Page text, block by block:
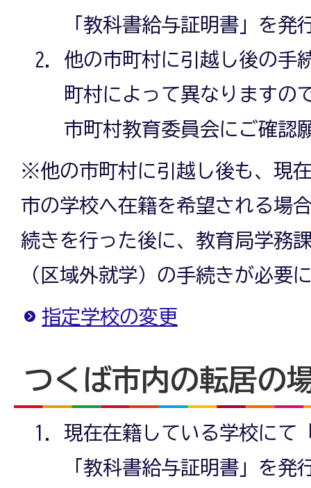
「教科書給与証明書」を発
他の市町村に引越し後の手
町村によって異なりますの
市町村教育委員会にご確認
※他の市町村に引越し後も、現
市の学校へ在籍を希望される場
続きを行った後に、教育局学務
（区域外就学）の手続きが必要
指定学校の変更
つくば市内の転居の
現在在籍している学校にて
「教科書給与証明書」を発